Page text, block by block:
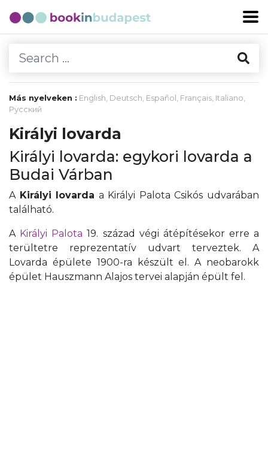
Más nyelveken : English, Deutsch, Español , Français, Italiano,
Русский
Királyi lovarda
Királyi lovarda: egykori lovarda a
Budai Várban
A Királyi lovarda a Királyi Palota Csikós udvarában
található.
A Királyi Palota 19. század végi átépítésekor erre a
terültetre reprezentatív udvart terveztek. A
Lovarda épülete 1900-ra készült el. A neobarokk
épület Hauszmann Alajos tervei alapján épült fel.